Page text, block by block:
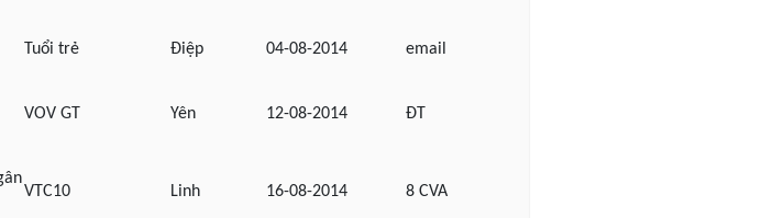
Tuổi trẻ Điệp 04-08-2014 email
VOV GT Yên 12-08-2014 ĐT
VTC10 Linh 16-08-2014 8 CVA